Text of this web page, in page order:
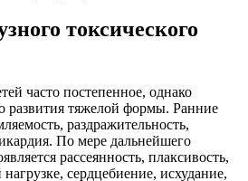
токсического
часто постепенное, однако
развития тяжелой формы. Ранние
раздражительность,
По мере дальнейшего
рассеянность, плаксивость,
сердцебиение, исхудание,